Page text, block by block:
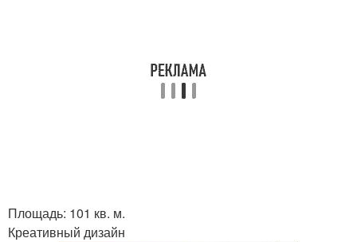
Площадь: 101 кв. м.
Креативный дизайн